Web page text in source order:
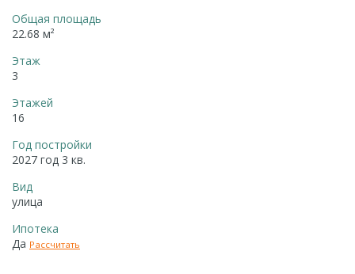
Общая площадь
22.68 м²
Этаж
3
Этажей
16
Год постройки
2027 год 3 кв.
Вид
улица
Ипотека
Да Рассчитать